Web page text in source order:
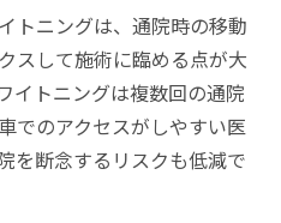
審美ケアの新常識
ぶホワイトニング医院
する審美ケア選び
とホワイトニング効果
トニングは、通院時の移動
スして施術に臨める点が大
イトニングは複数回の通院
でのアクセスがしやすい医
を断念するリスクも低減で